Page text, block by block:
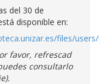
del 30 de
disponible en:
files/
favor, refrescad
consultarlo